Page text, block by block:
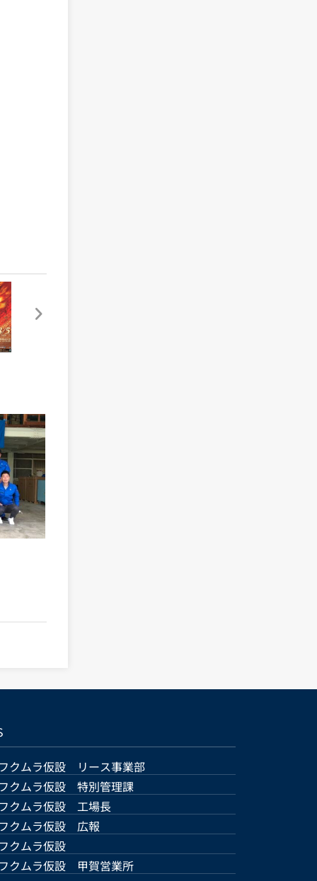
クムラ仮設 リース事業部
クムラ仮設 特別管理課
クムラ仮設 工場長
クムラ仮設 広報
クムラ仮設
クムラ仮設 甲賀営業所